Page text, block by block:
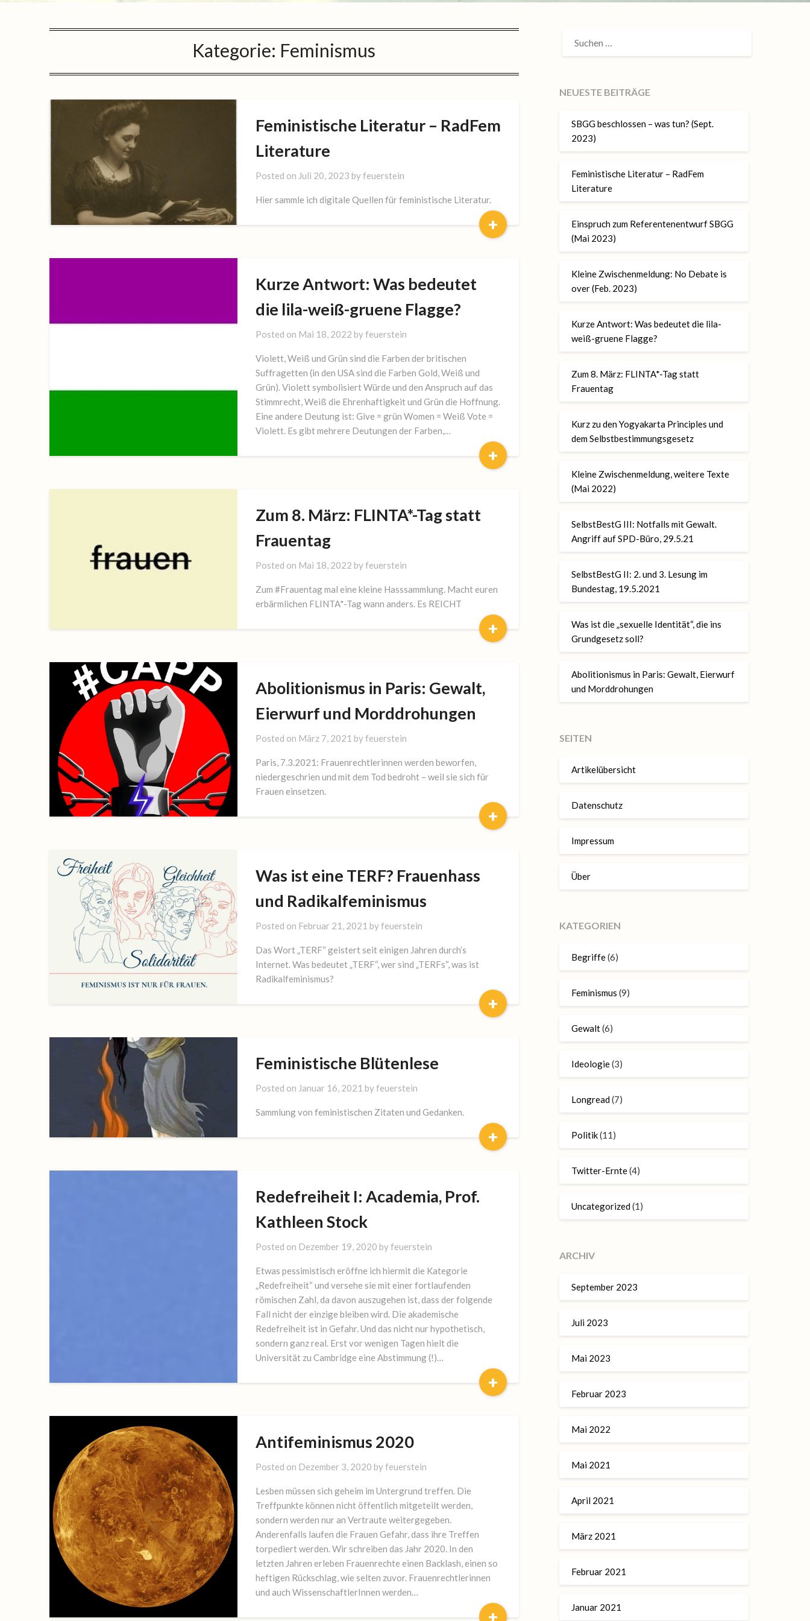
Kategorie: Feminismus
Feministische Literatur – RadFem
Literature
Posted on Juli 20, 2023 byfeuerstein
Hier sammle ich digitale Quellen für feministische Literatur.
+
Kurze Antwort: Was bedeutet
die lila-weiß-gruene Flagge?
Posted on Mai 18, 2022 byfeuerstein
Violett, Weiß und Grün sind die Farben der britischen
Suffragetten (in den USA sind die Farben Gold, Weiß und
Grün). Violett symbolisiert Würde und den Anspruch auf das
Stimmrecht, Weiß die Ehrenhaftigkeit und Grün die Hoffnung.
Eine andere Deutung ist: Give = grün Women = Weiß Vote =
Violett. Es gibt mehrere Deutungen der Farben,…
+
Zum 8. März: FLINTA*-Tag statt
Frauentag
Posted on Mai 18, 2022 byfeuerstein
Zum #Frauentag mal eine kleine Hasssammlung. Macht euren
erbärmlichen FLINTA*-Tag wann anders. Es REICHT
+
Abolitionismus in Paris: Gewalt,
Eierwurf und Morddrohungen
Posted on März 7, 2021 byfeuerstein
Paris, 7.3.2021: Frauenrechtlerinnen werden beworfen,
niedergeschrien und mit dem Tod bedroht – weil sie sich für
Frauen einsetzen.
+
Was ist eine TERF? Frauenhass
und Radikalfeminismus
Posted on Februar 21, 2021 byfeuerstein
Das Wort „TERF“ geistert seit einigen Jahren durch’s
Internet. Was bedeutet „TERF“, wer sind „TERFs“, was ist
Radikalfeminismus?
+
Feministische Blütenlese
Posted on Januar 16, 2021 byfeuerstein
Sammlung von feministischen Zitaten und Gedanken.
+
Redefreiheit I: Academia, Prof.
Kathleen Stock
Posted on Dezember 19, 2020 byfeuerstein
Etwas pessimistisch eröffne ich hiermit die Kategorie
„Redefreiheit“ und versehe sie mit einer fortlaufenden
römischen Zahl, da davon auszugehen ist, dass der folgende
Fall nicht der einzige bleiben wird. Die akademische
Redefreiheit ist in Gefahr. Und das nicht nur hypothetisch,
sondern ganz real. Erst vor wenigen Tagen hielt die
Universität zu Cambridge eine Abstimmung (!)…
+
Antifeminismus 2020
Posted on Dezember 3, 2020 byfeuerstein
Lesben müssen sich geheim im Untergrund treffen. Die
Treffpunkte können nicht öffentlich mitgeteilt werden,
sondern werden nur an Vertraute weitergegeben.
Anderenfalls laufen die Frauen Gefahr, dass ihre Treffen
torpediert werden. Wir schreiben das Jahr 2020. In den
letzten Jahren erleben Frauenrechte einen Backlash, einen so
heftigen Rückschlag, wie selten zuvor. Frauenrechtlerinnen
und auch WissenschaftlerInnen werden…
+
NACH:
NEUESTE BEITRÄGE
SBGG beschlossen – was tun? (Sept.
2023)
Feministische Literatur – RadFem
Literature
Einspruch zum Referentenentwurf SBGG
(Mai 2023)
Kleine Zwischenmeldung: No Debate is
over (Feb. 2023)
Kurze Antwort: Was bedeutet die lila-
weiß-gruene Flagge?
Zum 8. März: FLINTA*-Tag statt
Frauentag
Kurz zu den Yogyakarta Principles und
dem Selbstbestimmungsgesetz
Kleine Zwischenmeldung, weitere Texte
(Mai 2022)
SelbstBestG III: Notfalls mit Gewalt.
Angriff auf SPD-Büro, 29.5.21
SelbstBestG II: 2. und 3. Lesung im
Bundestag, 19.5.2021
Was ist die „sexuelle Identität“, die ins
Grundgesetz soll?
Abolitionismus in Paris: Gewalt, Eierwurf
und Morddrohungen
SEITEN
Artikelübersicht
Datenschutz
Impressum
Über
KATEGORIEN
Begriffe(6)
Feminismus (9)
Gewalt(6)
Ideologie(3)
Longread(7)
Politik(11)
Twitter-Ernte(4)
Uncategorized(1)
ARCHIV
September 2023
Juli 2023
Mai 2023
Februar 2023
Mai 2022
Mai 2021
April 2021
März 2021
Februar 2021
Januar 2021